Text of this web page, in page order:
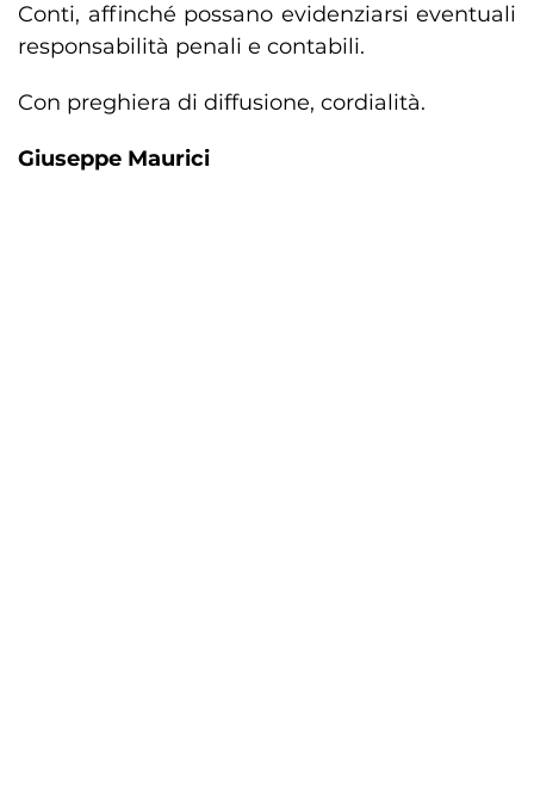
Conti, affinché possano evidenziarsi eventuali
responsabilità penali e contabili.
Con preghiera di diffusione, cordialità.
Giuseppe Maurici